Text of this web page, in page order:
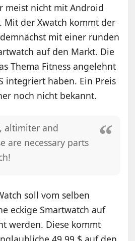
meist nicht mit Android
Mit der Xwatch kommt der
mit einer runden
auf den Markt. Die
Thema Fitness angelehnt
integriert haben. Ein Preis
noch nicht bekannt.
altimiter and
are necessary parts
soll vom selben
eckige Smartwatch auf
werden. Diese kommt